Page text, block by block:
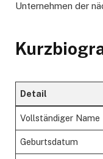
Unternehmen der
Detail
Vollständiger Name
Geburtsdatum